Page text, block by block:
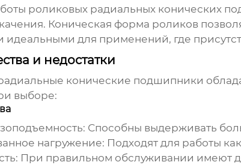
роликовых радиальных конических
Коническая форма роликов
для применений, где
и недостатки
конические подшипники
выборе:
Способны выдерживать
нагружение: Подходят для работы
При правильном обслуживании имеют